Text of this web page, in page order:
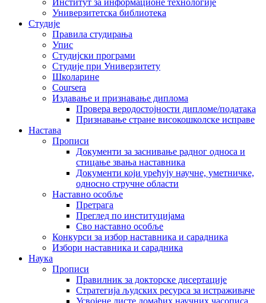
Институт за информационе технологије
Универзитетска библиотека
Студије
Правила студирања
Упис
Студијски програми
Студије при Универзитету
Школарине
Coursera
Издавање и признавање диплома
Провера веродостојности дипломе/података
Признавање стране високошколске исправе
Настава
Прописи
Документи за заснивање радног односа и
стицање звања наставника
Документи који уређују научне, уметничке,
односно стручне области
Наставно особље
Претрага
Преглед по институцијама
Сво наставно особље
Конкурси за избор наставника и сарадника
Избори наставника и сарадника
Наука
Прописи
Правилник за докторске дисертације
Стратегија људских ресурса за истраживаче
Усвојене листе домаћих научних часописа